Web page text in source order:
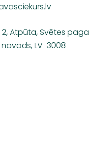
2, Atpūta, Svētes
LV-3008